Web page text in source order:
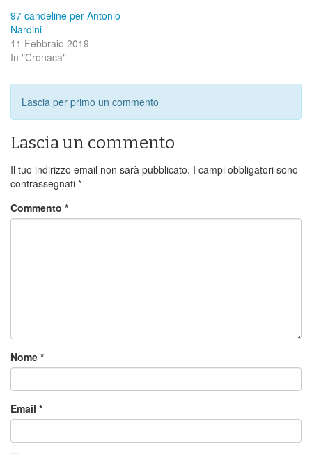
97 candeline per Antonio
Nardini
11 Febbraio 2019
In "Cronaca"
Lascia per primo un commento
Lascia un commento
Il tuo indirizzo email non sarà pubblicato. I campi obbligatori sono
contrassegnati *
Commento *
Nome *
Email *